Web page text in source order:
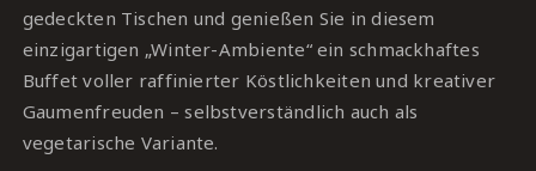
gedeckten Tischen und genießen Sie in diesem
einzigartigen „Winter-Ambiente“ ein schmackhaftes
Buffet voller raffinierter Köstlichkeiten und kreativer
Gaumenfreuden – selbstverständlich auch als
vegetarische Variante.